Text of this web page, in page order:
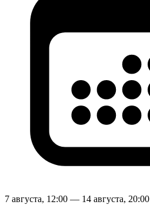
7 августа, 12:00 — 14 августа, 20:00